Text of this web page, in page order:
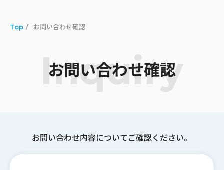
Top お問い合わせ確認
お問い合わせ確認
Inquiry
お問い合わせ内容についてご確認ください。